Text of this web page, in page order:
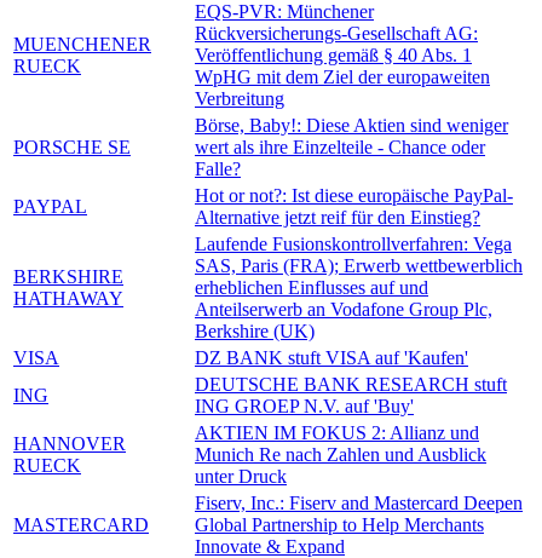
MUENCHENER
RUECK
EQS-PVR: Münchener
Rückversicherungs-Gesellschaft AG:
Veröffentlichung gemäß § 40 Abs. 1
WpHG mit dem Ziel der europaweiten
Verbreitung
PORSCHE SE
Börse, Baby!: Diese Aktien sind weniger
wert als ihre Einzelteile - Chance oder
Falle?
PAYPAL
Hot or not?: Ist diese europäische PayPal-
Alternative jetzt reif für den Einstieg?
BERKSHIRE
HATHAWAY
Laufende Fusionskontrollverfahren: Vega
SAS, Paris (FRA); Erwerb wettbewerblich
erheblichen Einflusses auf und
Anteilserwerb an Vodafone Group Plc,
Berkshire (UK)
VISA
DZ BANK stuft VISA auf 'Kaufen'
ING
DEUTSCHE BANK RESEARCH stuft
ING GROEP N.V. auf 'Buy'
HANNOVER
RUECK
AKTIEN IM FOKUS 2: Allianz und
Munich Re nach Zahlen und Ausblick
unter Druck
MASTERCARD
Fiserv, Inc.: Fiserv and Mastercard Deepen
Global Partnership to Help Merchants
Innovate & Expand